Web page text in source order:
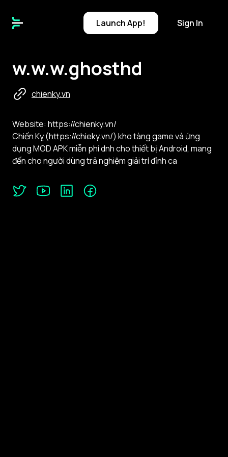
LaunchApp! Sign In
w.w.w.ghosthd
chienky.vn
Website: https://chienky.vn/
​Chiến Kỵ (https://chieky.vn/) kho tàng game và ứng
dụng MOD APK miễn phí dnh cho thiết bị Android, mang
đến cho người dùng trả nghiệm giải trí đỉnh ca